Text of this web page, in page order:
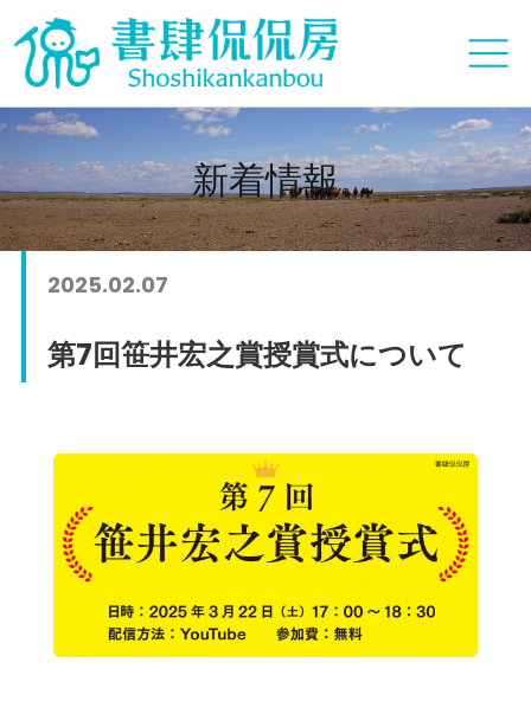
新着情報
2025.02.07
第7回笹井宏之賞授賞式について